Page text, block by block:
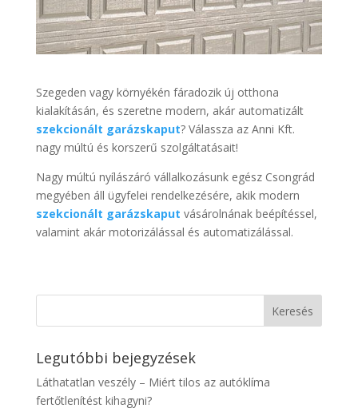
Szegeden vagy környékén fáradozik új otthona
kialakításán, és szeretne modern, akár automatizált
szekcionált garázskaput? Válassza az Anni Kft.
nagy múltú és korszerű szolgáltatásait!
Nagy múltú nyílászáró vállalkozásunk egész Csongrád
megyében áll ügyfelei rendelkezésére, akik modern
szekcionált garázskaput vásárolnának beépítéssel,
valamint akár motorizálással és automatizálással.
Legutóbbi bejegyzések
Láthatatlan veszély – Miért tilos az autóklíma
fertőtlenítést kihagyni?